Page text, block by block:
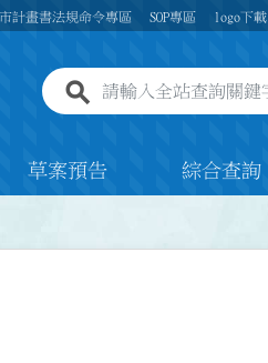
計畫書法規命令專區 SOP專區 logo下載
全站查詢關鍵字欄位
草案預告 綜合查詢